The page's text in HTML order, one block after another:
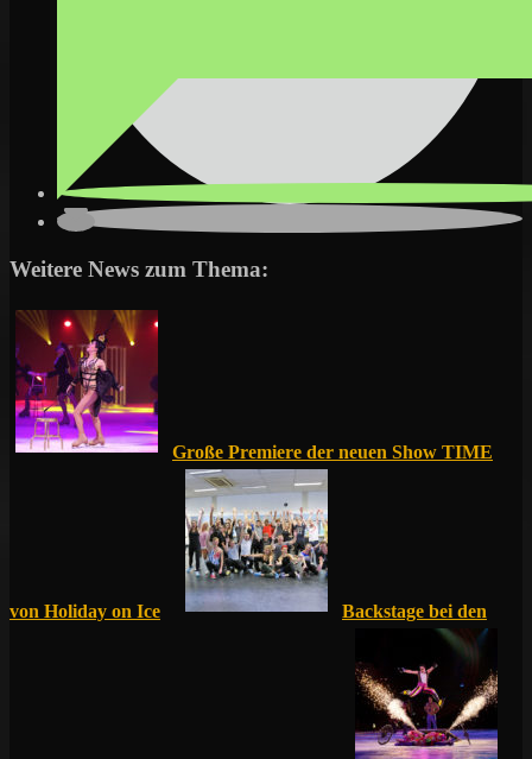
Weitere News zum Thema:
Große Premiere der neuen Show TIME
von Holiday on Ice Backstage bei den